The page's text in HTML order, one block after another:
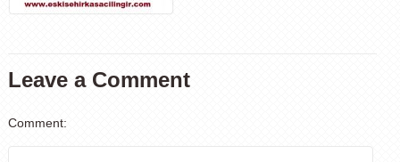
Leave a Comment
Comment: